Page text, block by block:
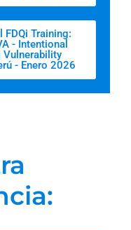
Training:
- Intentional
Vulnerability
- Enero 2026